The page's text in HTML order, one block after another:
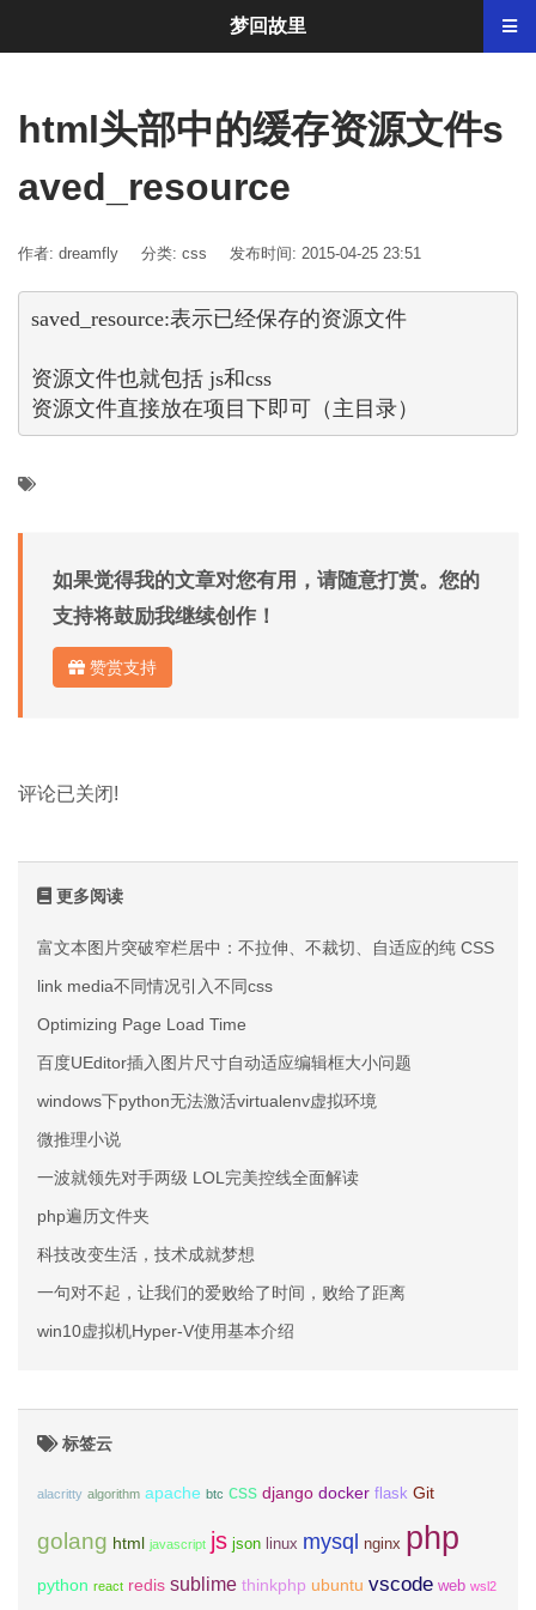
html头部中的缓存资源文件s
aved_resource
作者: dreamfly 分类: css 发布时间: 2015-04-25 23:51
saved_resource:表示已经保存的资源文件
资源文件也就包括 js和css
资源文件直接放在项目下即可（主目录）
如果觉得我的文章对您有用，请随意打赏。您的
支持将鼓励我继续创作！
赞赏支持
评论已关闭!
更多阅读
富文本图片突破窄栏居中：不拉伸、不裁切、自适应的纯 CSS 方案
link media不同情况引入不同css
Optimizing Page Load Time
百度UEditor插入图片尺寸自动适应编辑框大小问题
windows下python无法激活virtualenv虚拟环境
微推理小说
一波就领先对手两级 LOL完美控线全面解读
php遍历文件夹
科技改变生活，技术成就梦想
一句对不起，让我们的爱败给了时间，败给了距离
win10虚拟机Hyper-V使用基本介绍
标签云
alacritty algorithm apache btc css django docker flask Git
golang html javascript js json linux mysql nginx php
python react redis sublime thinkphp ubuntu vscode web wsl2
梦回故里